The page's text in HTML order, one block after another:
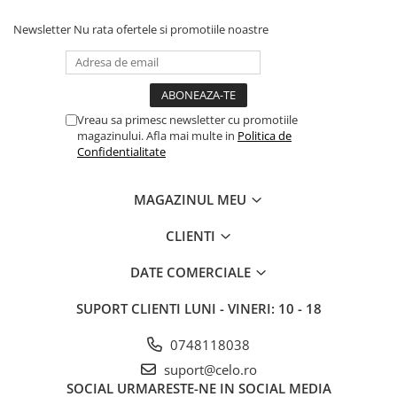
iPhone 8 Plus
iPhone 7
iPhone SE 2020 2nd
Baterie iPhone
Newsletter Nu rata ofertele si promotiile noastre
Vreau sa primesc newsletter cu promotiile
magazinului. Afla mai multe in Politica de
Confidentialitate
MAGAZINUL MEU
CLIENTI
DATE COMERCIALE
SUPORT CLIENTI LUNI - VINERI: 10 - 18
0748118038
suport@celo.ro
SOCIAL URMARESTE-NE IN SOCIAL MEDIA